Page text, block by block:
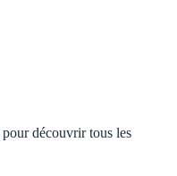
découvrir tous les